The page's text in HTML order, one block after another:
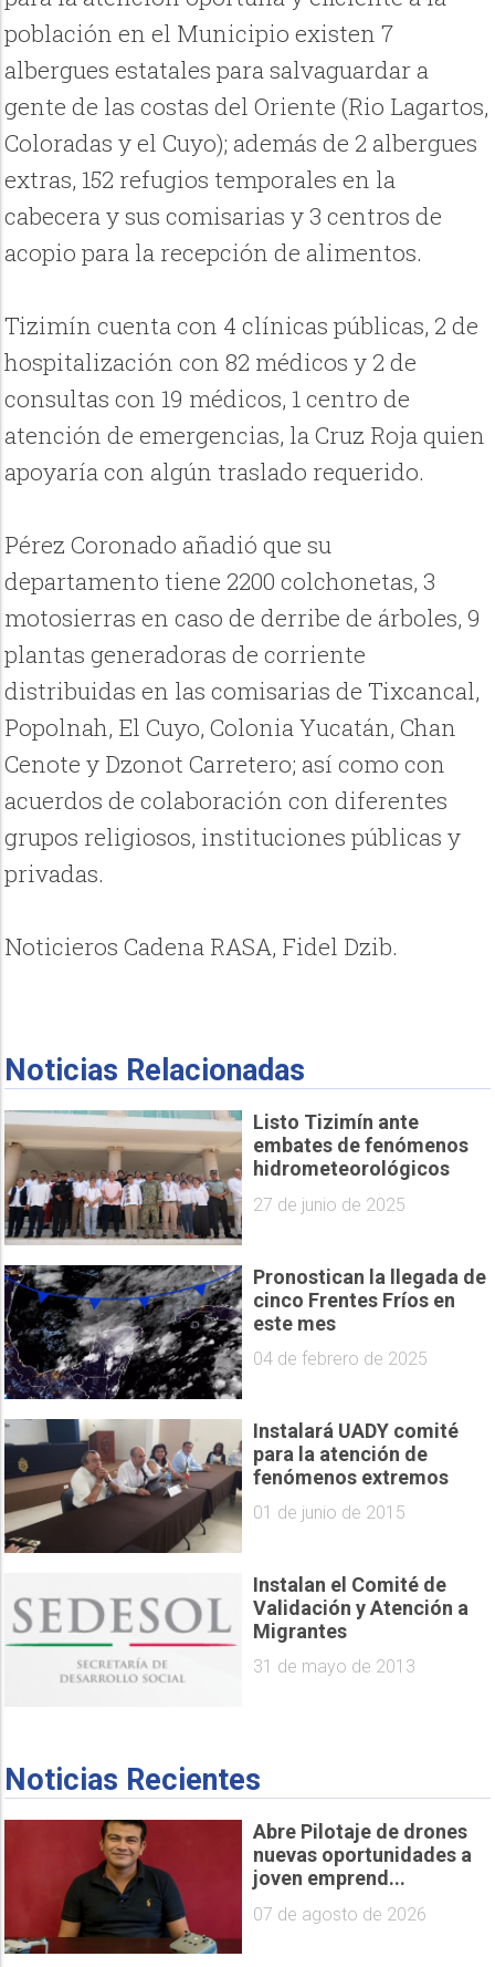
población en el Municipio existen 7
albergues estatales para salvaguardar a
gente de las costas del Oriente (Rio Lagartos,
Coloradas y el Cuyo); además de 2 albergues
extras, 152 refugios temporales en la
cabecera y sus comisarias y 3 centros de
acopio para la recepción de alimentos.
Tizimín cuenta con 4 clínicas públicas, 2 de
hospitalización con 82 médicos y 2 de
consultas con 19 médicos, 1 centro de
atención de emergencias, la Cruz Roja quien
apoyaría con algún traslado requerido.
Pérez Coronado añadió que su
departamento tiene 2200 colchonetas, 3
motosierras en caso de derribe de árboles, 9
plantas generadoras de corriente
distribuidas en las comisarias de Tixcancal,
Popolnah, El Cuyo, Colonia Yucatán, Chan
Cenote y Dzonot Carretero; así como con
acuerdos de colaboración con diferentes
grupos religiosos, instituciones públicas y
privadas.
Noticieros Cadena RASA, Fidel Dzib.
Noticias Relacionadas
Listo Tizimín ante
embates de fenómenos
hidrometeorológicos
27 de junio de 2025
Pronostican la llegada de
cinco Frentes Fríos en
este mes
04 de febrero de 2025
Instalará UADY comité
para la atención de
fenómenos extremos
01 de junio de 2015
Instalan el Comité de
Validación y Atención a
Migrantes
31 de mayo de 2013
Noticias Recientes
Abre Pilotaje de drones
nuevas oportunidades a
joven emprend...
07 de agosto de 2026